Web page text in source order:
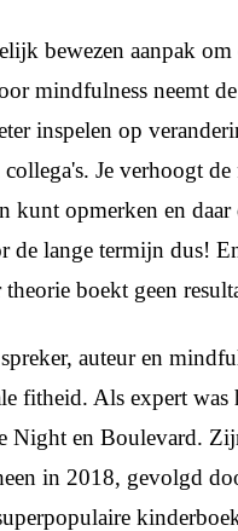
bewezen aanpak om
mindfulness neemt
inspelen op
Je verhoogt
kunt opmerken en
de lange termijn dus!
boekt geen
auteur en
fitheid. Als expert
Night en Boulevard.
in 2018, gevolgd